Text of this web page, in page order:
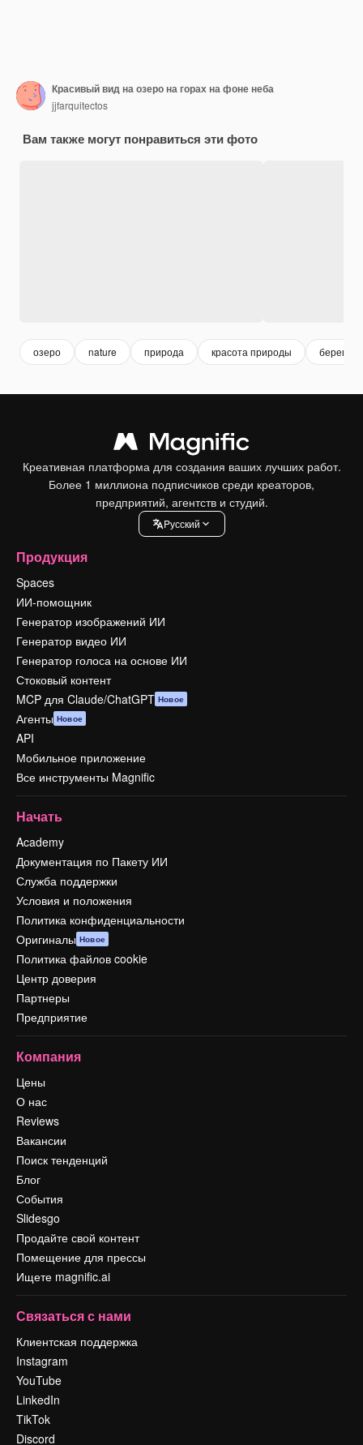
Красивый вид на озеро на горах на фоне неба
jjfarquitectos
Вам также могут понравиться эти фото
озеро nature природа красота природы берег
Креативная платформа для создания ваших лучших работ.
Более 1 миллиона подписчиков среди креаторов,
предприятий, агентств и студий.
Pусский
Продукция
Spaces
ИИ-помощник
Генератор изображений ИИ
Генератор видео ИИ
Генератор голоса на основе ИИ
Стоковый контент
MCP для Claude/ChatGPT Новое
Агенты Новое
API
Мобильное приложение
Все инструменты Magnific
Начать
Academy
Документация по Пакету ИИ
Служба поддержки
Условия и положения
Политика конфиденциальности
Оригиналы Новое
Политика файлов cookie
Центр доверия
Партнеры
Предприятие
Компания
Цены
О нас
Reviews
Вакансии
Поиск тенденций
Блог
События
Slidesgo
Продайте свой контент
Помещение для прессы
Ищете magnific.ai
Связаться с нами
Клиентская поддержка
Instagram
YouTube
LinkedIn
TikTok
Discord